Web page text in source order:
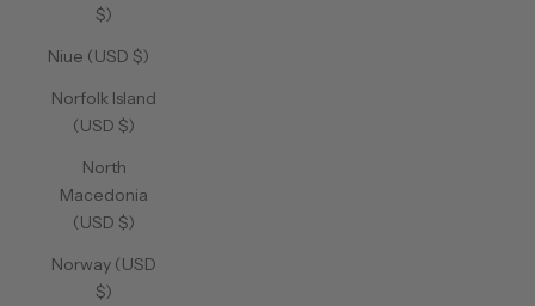
$)
Niue (USD $)
Norfolk Island
(USD $)
North
Macedonia
(USD $)
Norway (USD
$)